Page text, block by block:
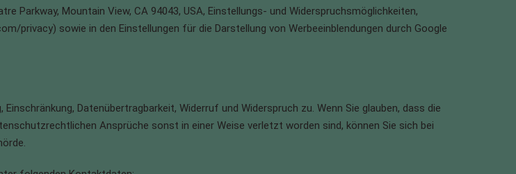
Parkway, Mountain View, CA 94043, USA, Einstellungs- und Widerspruchsmöglichkeiten,
privacy) sowie in den Einstellungen für die Darstellung von Werbeeinblendungen durch Google
Datenübertragbarkeit, Widerruf und Widerspruch zu. Wenn Sie glauben, dass die
Ansprüche sonst in einer Weise verletzt worden sind, können Sie sich bei